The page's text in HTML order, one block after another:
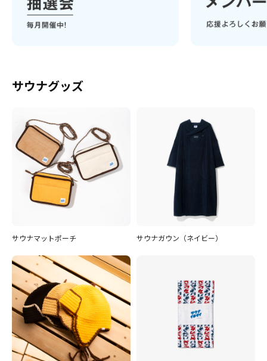
サウナグッズ
サウナマットポーチ サウナガウン（ネイビー）